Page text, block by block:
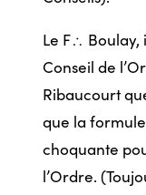
Le F/
Conseil de
Ribaucourt
que la
choquante
l’Ordre.